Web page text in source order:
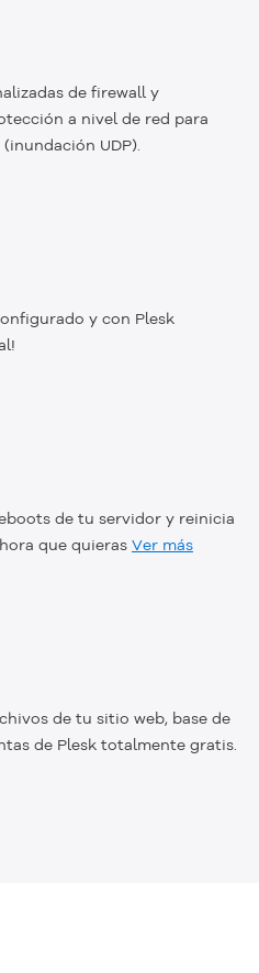
de firewall y
a nivel de red para
UDP).
y con Plesk
de tu servidor y reinicia
que quieras Ver más
de tu sitio web, base de
de Plesk totalmente gratis.